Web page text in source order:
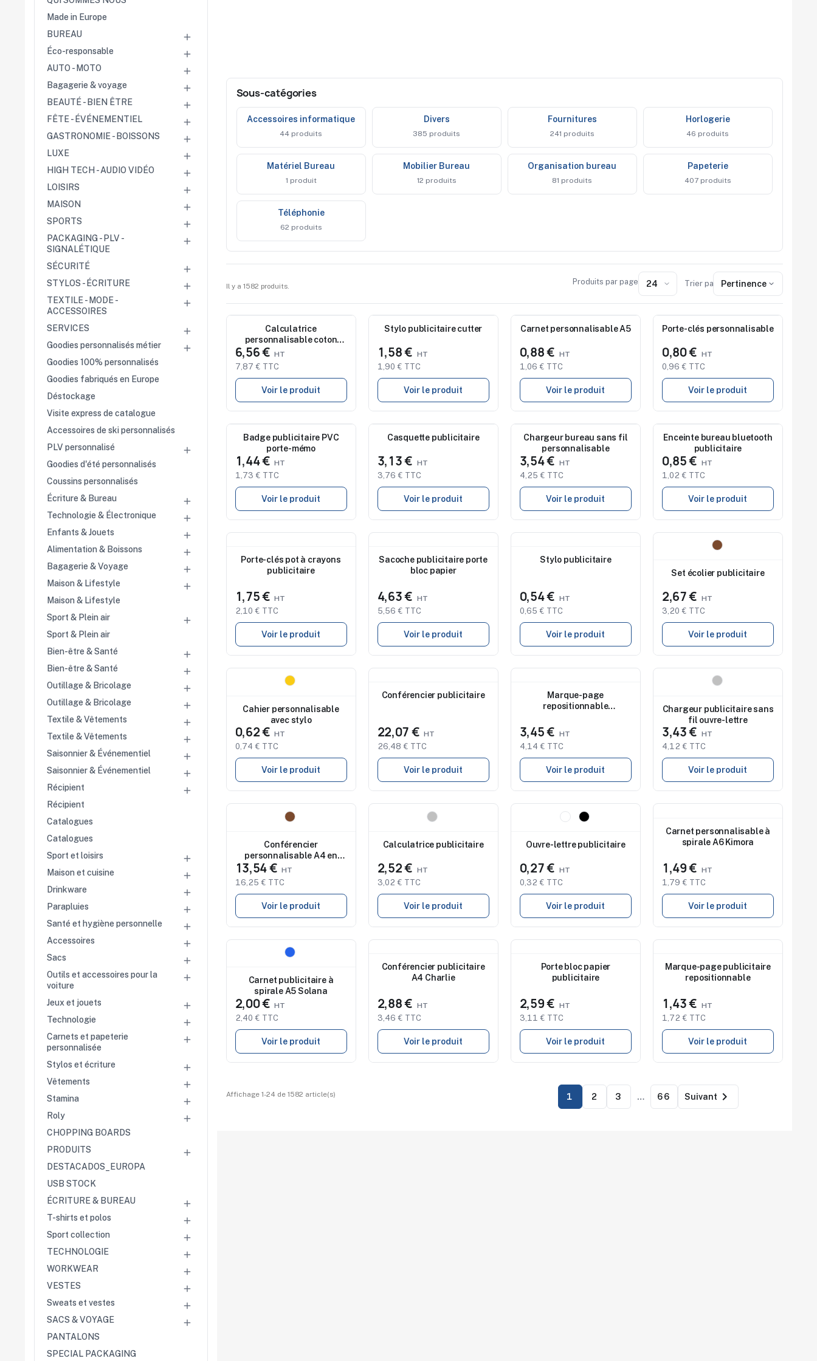
Cérémonies
Récompenses
Été et plage
Campagnes RSE
Voyages d'affaires
commerciales
Entreprises
Collectivités
Administrations
Écoles
Associations
Comités d'entreprise
événementielles
Hôtellerie
Restauration
Domaines viticoles
Maisons de luxe
Marchés publics
Chambres de
commerce
professionnels
Séminaires
Team building
Portes ouvertes
Cadeaux d'entreprise
Rentrée
Cérémonies
Récompenses
Été et plage
Campagnes RSE
Voyages d'affaires
Animations
Made in Europe
BUREAU

Éco-responsable 
AUTO - MOTO 
Bagagerie & voyage 
BEAUTÉ - BIEN ÊTRE 
FÊTE - ÉVÉNEMENTIEL 
GASTRONOMIE - BOISSONS 
LUXE 
HIGH TECH - AUDIO VIDÉO 
LOISIRS 
MAISON 
SPORTS 
PACKAGING - PLV -
SIGNALÉTIQUE

SÉCURITÉ 
STYLOS - ÉCRITURE 
TEXTILE - MODE -
ACCESSOIRES

SERVICES 
Goodies personnalisés métier 
Goodies 100% personnalisés
Goodies fabriqués en Europe
Déstockage
Visite express de catalogue
Accessoires de ski personnalisés
PLV personnalisé

Goodies d'été personnalisés
Coussins personnalisés
Écriture & Bureau

Technologie & Électronique 
Enfants & Jouets 
Alimentation & Boissons 
Bagagerie & Voyage 
Maison & Lifestyle 
Maison & Lifestyle
Sport & Plein air

Sport & Plein air
Bien-être & Santé

Bien-être & Santé 
Outillage & Bricolage 
Outillage & Bricolage 
Textile & Vêtements 
Textile & Vêtements 
Saisonnier & Événementiel 
Saisonnier & Événementiel 
Récipient 
Récipient
Catalogues
Catalogues
Sport et loisirs

Maison et cuisine 
Drinkware 
Parapluies 
Santé et hygiène personnelle 
Accessoires 
Sacs 
Outils et accessoires pour la
voiture

Jeux et jouets 
Technologie 
Carnets et papeterie
personnalisée

Stylos et écriture 
Vêtements 
Stamina 
Roly 
CHOPPING BOARDS
PRODUITS

DESTACADOS_EUROPA
USB STOCK
ÉCRITURE & BUREAU

T-shirts et polos 
Sport collection 
TECHNOLOGIE 
WORKWEAR 
VESTES 
Sweats et vestes 
SACS & VOYAGE 
PANTALONS
SPECIAL PACKAGING
Sous-catégories
accessoires informatique
44 produits
divers
385 produits
fournitures
241 produits
horlogerie
46 produits
matériel Bureau
1 produit
mobilier Bureau
12 produits
organisation bureau
81 produits
papeterie
407 produits
téléphonie
62 produits
Il y a 1582 produits.
Produits par page Trier par : Pertinence
NouveauCalculatrice
personnalisable coton
Snapback
6,56 €
7,87 € TTC
Voir le produit
Nouveau
Stylo publicitaire cutter
1,58 €
1,90 € TTC
Voir le produit
Nouveau
Carnet personnalisable A5
0,88 €
1,06 € TTC
Voir le produit
Nouveau
Porte-clés personnalisable
0,80 €
0,96 € TTC
Voir le produit
Nouveau
Badge publicitaire PVC
porte-mémo
1,44 €
1,73 € TTC
Voir le produit
Nouveau
Casquette publicitaire
3,13 €
3,76 € TTC
Voir le produit
Nouveau
Chargeur bureau sans fil
personnalisable
3,54 €
4,25 € TTC
Voir le produit
Nouveau
Enceinte bureau bluetooth
publicitaire
0,85 €
1,02 € TTC
Voir le produit
Porte-clés pot à crayons
publicitaire
1,75 €
2,10 € TTC
Voir le produit
Sacoche publicitaire porte
bloc papier
4,63 €
5,56 € TTC
Voir le produit
Stylo publicitaire
0,54 €
0,65 € TTC
Voir le produit
Set écolier publicitaire
2,67 €
3,20 € TTC
Voir le produit
Cahier personnalisable
avec stylo
0,62 €
0,74 € TTC
Voir le produit
Conférencier publicitaire
22,07 €
26,48 € TTC
Voir le produit
Marque-page
repositionnable
3,45 €
4,14 € TTC
Voir le produit
Chargeur publicitaire sans
fil ouvre-lettre
3,43 €
4,12 € TTC
Voir le produit
Conférencier
personnalisable A4 en
liège Avani
13,54 €
16,25 € TTC
Voir le produit
Calculatrice publicitaire
2,52 €
3,02 € TTC
Voir le produit
Ouvre-lettre publicitaire
0,27 €
0,32 € TTC
Voir le produit
Carnet personnalisable à
spirale A6 Kimora
1,49 €
1,79 € TTC
Voir le produit
Carnet publicitaire à
spirale A5 Solana
2,00 €
2,40 € TTC
Voir le produit
Conférencier publicitaire
A4 Charlie
2,88 €
3,46 € TTC
Voir le produit
Porte bloc papier
publicitaire
2,59 €
3,11 € TTC
Voir le produit
Marque-page publicitaire
repositionnable
1,43 €
1,72 € TTC
Voir le produit
Affichage 1-24 de 1582 article(s) 1 2 3 … 66 Suivant 